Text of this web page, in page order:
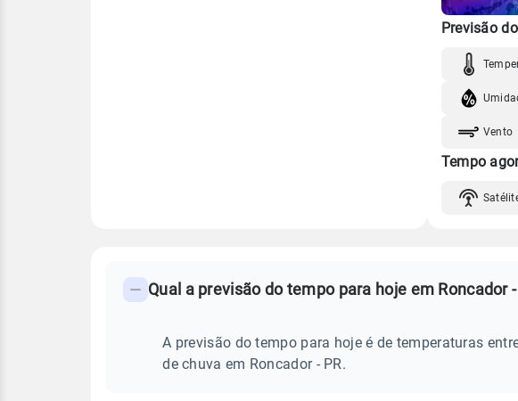
Previsão
Vento
Tempo
PREVISÃO
frequentes
Qual a previsão do tempo para hoje em Roncador -
A previsão do tempo para hoje é de temperaturas
de chuva em Roncador - PR.